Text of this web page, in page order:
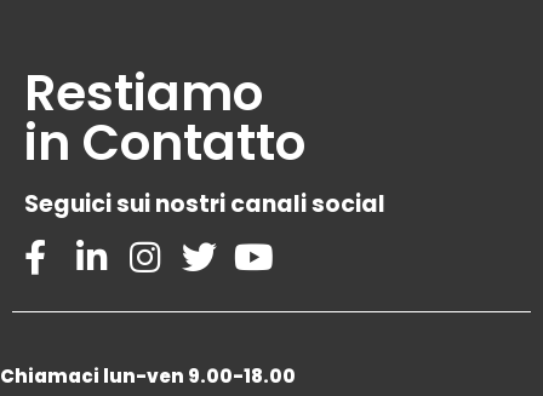
Restiamo
in Contatto
Seguici sui nostri canali social
Chiamaci lun-ven 9.00-18.00